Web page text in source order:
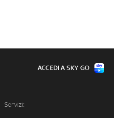
Servizi:
ACCEDI A SKY GO